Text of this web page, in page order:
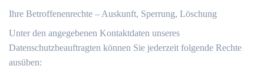
Ihre Betroffenenrechte – Auskunft, Sperrung, Löschung
Unter den angegebenen Kontaktdaten unseres
Datenschutzbeauftragten können Sie jederzeit folgende Rechte
ausüben: